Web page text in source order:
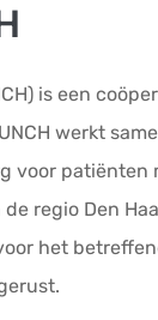
is een
werkt
voor patiënten
regio Den
het